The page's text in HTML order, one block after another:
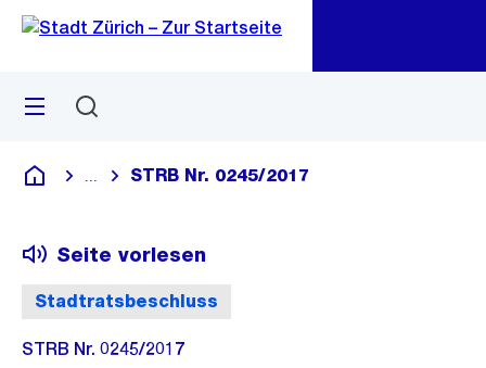
Navigation
Sprunglink
Menü
Deutsch
Blende alle Breadcrumbs ein
STRB Nr. 0245/2017
Stadtratsbeschluss
Seite vorlesen
STRB Nr. 0245/2017